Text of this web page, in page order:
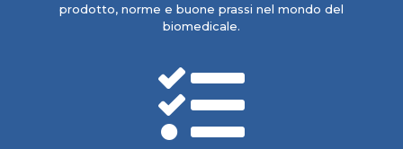
prodotto, norme e buone prassi nel mondo del
biomedicale.
